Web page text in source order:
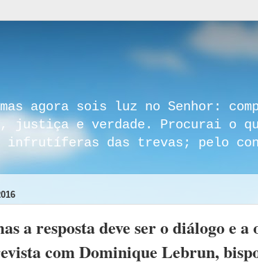
agora sois luz no Senhor:
justiça e verdade. Procurai o
infrutíferas das trevas; pelo
a resposta deve ser o diálogo e a
com Dominique Lebrun,